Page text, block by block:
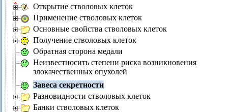
Открытие стволовых клеток
Применение стволовых клеток
Основные свойства стволовых клеток
Получение стволовых клеток
Обратная сторона медали
Неизвестносить степени риска возникновения
злокачественных опухолей
Завеса секретности
Разновидности стволовых клеток
Банки стволовых клеток